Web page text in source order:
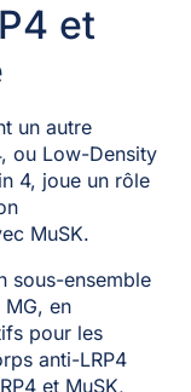
et
un autre
ou Low-Density
4, joue un rôle
MuSK.
sous-ensemble
en
pour les
anti-LRP4
et MuSK,